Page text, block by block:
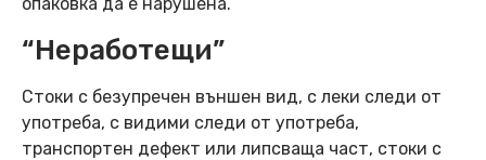
“Неработещи”
Стоки с безупречен външен вид, с леки следи от
употреба, с видими следи от употреба,
транспортен дефект или липсваща част, стоки с